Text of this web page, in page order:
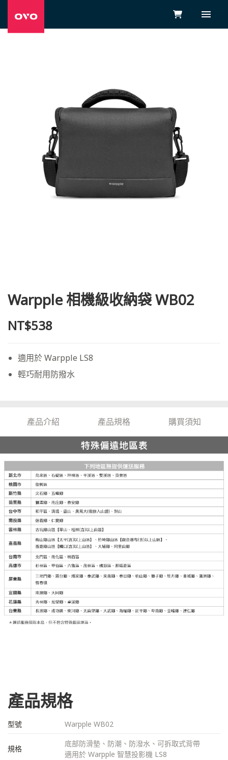
Warpple 相機級收納袋 WB02
NT$538
適用於 Warpple LS8
輕巧耐用防撥水
產品介紹 產品規格 購買須知
產品規格
型號 Warpple WB02
規格
底部防滑墊、防潮、防潑水、可拆取式背帶
適用於 Warpple 智慧投影機 LS8